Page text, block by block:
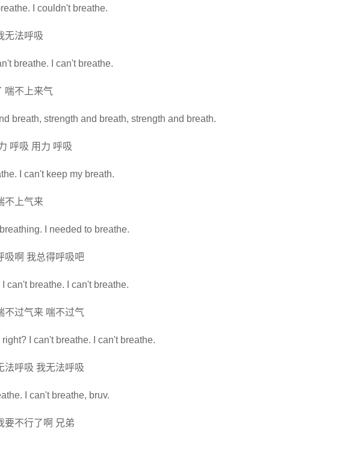
I couldn't breathe.
无法呼吸
breathe. I can't breathe.
喘不上来气
breath, strength and breath, strength and breath.
呼吸 用力 呼吸
I can't keep my breath.
不上气来
I needed to breathe.
吸啊 我总得呼吸吧
can't breathe. I can't breathe.
不过气来 喘不过气
I can't breathe. I can't breathe.
法呼吸 我无法呼吸
I can't breathe, bruv.
要不行了啊 兄弟